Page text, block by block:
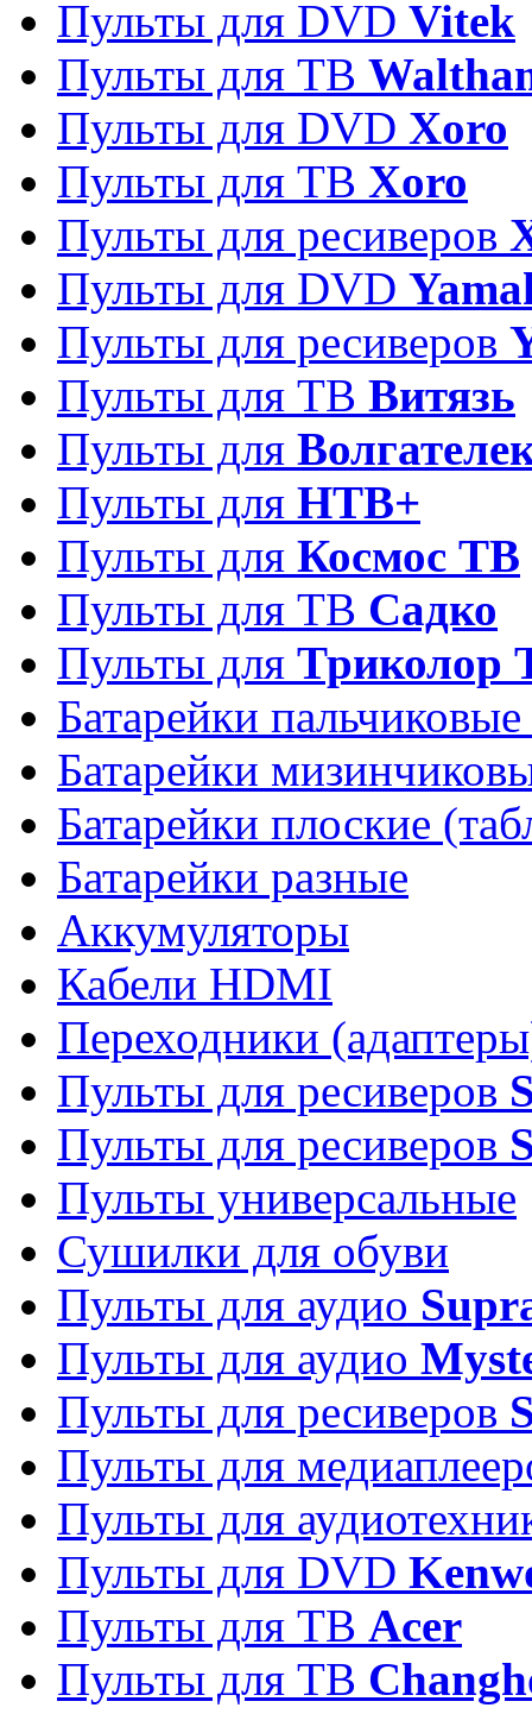
Пульты для DVD Vitek
Пульты для ТВ
Пульты для DVD Xoro
Пульты для ТВ Xoro
Пульты для ресиверов
Пульты для DVD
Пульты для ресиверов
Пульты для ТВ Витязь
Пульты для
Пульты для НТВ+
Пульты для Космос ТВ
Пульты для ТВ Садко
Пульты для Триколор
Батарейки
Батарейки
Батарейки плоские
Батарейки разные
Аккумуляторы
Кабели HDMI
Переходники
Пульты для ресиверов
Пульты для ресиверов
Пульты универсальные
Сушилки для обуви
Пульты для аудио
Пульты для аудио
Пульты для ресиверов
Пульты для
Пульты для
Пульты для DVD
Пульты для ТВ Acer
Пульты для ТВ